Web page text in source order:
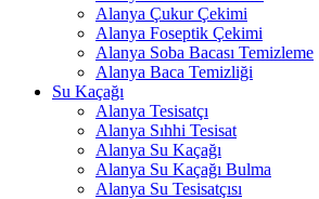
Alanya Çukur Çekimi
Alanya Foseptik Çekimi
Alanya Soba Bacası Temizleme
Alanya Baca Temizliği
Su Kaçağı
Alanya Tesisatçı
Alanya Sıhhi Tesisat
Alanya Su Kaçağı
Alanya Su Kaçağı Bulma
Alanya Su Tesisatçısı